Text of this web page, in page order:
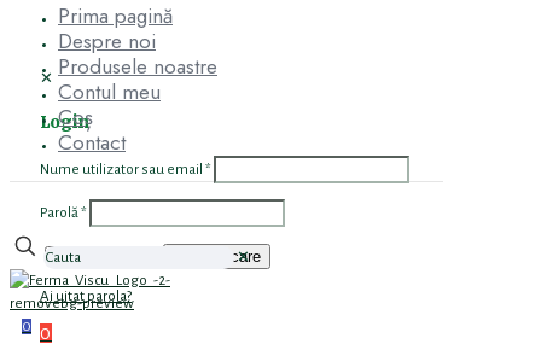
✕
Login
Nume utilizator sau email *
Parolă *
Ține-mă minte Autentificare
Ai uitat parola?
0
Prima pagină
Despre noi
Produsele noastre
Contul meu
Coș
Contact
✕
0